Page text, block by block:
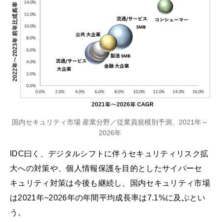
国内セキュリティ市場 産業分野／従業員規模別予測、2021年～
2026年
IDC曰く、デジタルシフトに伴うセキュリティリスク拡
大への対策や、個人情報保護を目的としたサイバーセ
キュリティ対策は今後も継続し、国内セキュリティ市場
は2021年~2026年の年間平均成長率は7.1%に及ぶとい
う。